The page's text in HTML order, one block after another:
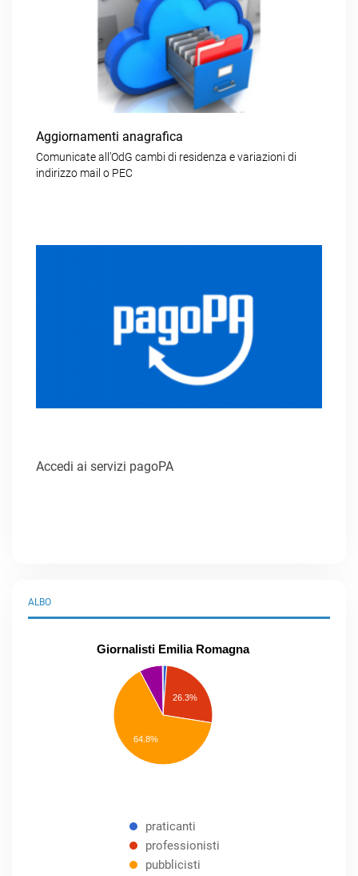
Aggiornamenti anagrafica
Comunicate all’OdG cambi di residenza e variazioni di
indirizzo mail o PEC
Accedi ai servizi pagoPA
ALBO
Giornalisti Emilia Romagna
26.3%
64.8%
praticanti
professionisti
pubblicisti